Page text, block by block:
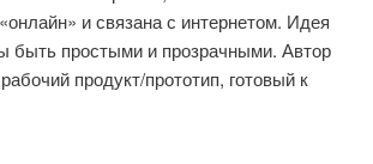
и связана с интернетом. Идея
быть простыми и прозрачными. Автор
продукт/прототип, готовый к